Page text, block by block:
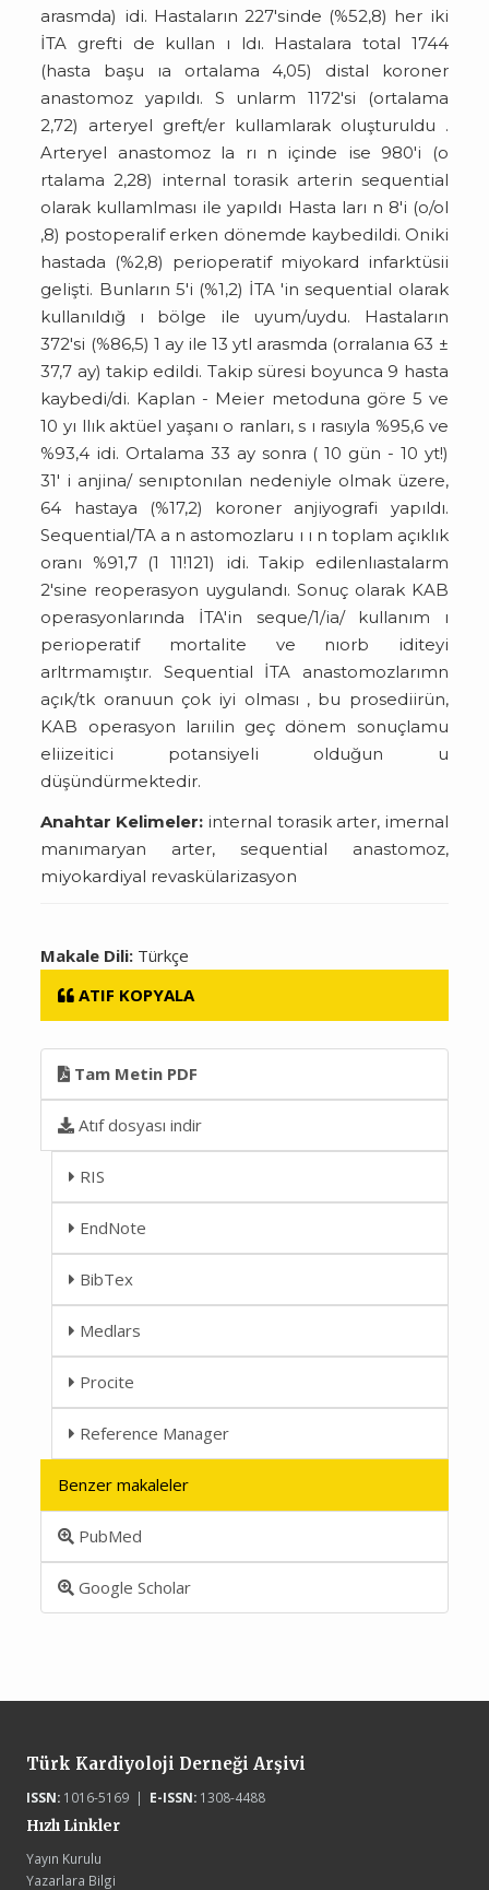
arasmda) idi. Hastaların 227'sinde (%52,8) her iki
İTA grefti de kullan ı ldı. Hastalara total 1744
(hasta başu ıa ortalama 4,05) distal koroner
anastomoz yapıldı. S unlarm 1172'si (ortalama
2,72) arteryel greft/er kullamlarak oluşturuldu .
Arteryel anastomoz la rı n içinde ise 980'i (o
rtalama 2,28) internal torasik arterin sequential
olarak kullamlması ile yapıldı Hasta ları n 8'i (o/ol
,8) postoperalif erken dönemde kaybedildi. Oniki
hastada (%2,8) perioperatif miyokard infarktüsii
gelişti. Bunların 5'i (%1,2) İTA 'in sequential olarak
kullanıldığ ı bölge ile uyum/uydu. Hastaların
372'si (%86,5) 1 ay ile 13 ytl arasmda (orralanıa 63 ±
37,7 ay) takip edildi. Takip süresi boyunca 9 hasta
kaybedi/di. Kaplan - Meier metoduna göre 5 ve
10 yı llık aktüel yaşanı o ranları, s ı rasıyla %95,6 ve
%93,4 idi. Ortalama 33 ay sonra ( 10 gün - 10 yt!)
31' i anjina/ senıptonılan nedeniyle olmak üzere,
64 hastaya (%17,2) koroner anjiyografi yapıldı.
Sequential/TA a n astomozlaru ı ı n toplam açıklık
oranı %91,7 (1 11!121) idi. Takip edilenlıastalarm
2'sine reoperasyon uygulandı. Sonuç olarak KAB
operasyonlarında İTA'in seque/1/ia/ kullanım ı
perioperatif mortalite ve nıorb iditeyi
arltrmamıştır. Sequential İTA anastomozlarımn
açık/tk oranuun çok iyi olması , bu prosediirün,
KAB operasyon larıilin geç dönem sonuçlamu
eliizeitici potansiyeli olduğun u
düşündürmektedir.
Anahtar Kelimeler: internal torasik arter, imernal
manımaryan arter, sequential anastomoz,
miyokardiyal revaskülarizasyon
Makale Dili: Türkçe
ATIF KOPYALA
Tam Metin PDF
Atıf dosyası indir
RIS
EndNote
BibTex
Medlars
Procite
Reference Manager
Benzer makaleler
PubMed
Google Scholar
Türk Kardiyoloji Derneği Arşivi
ISSN:1016-5169 | E-ISSN:1308-4488
Hızlı Linkler
Yayın Kurulu
Yazarlara Bilgi